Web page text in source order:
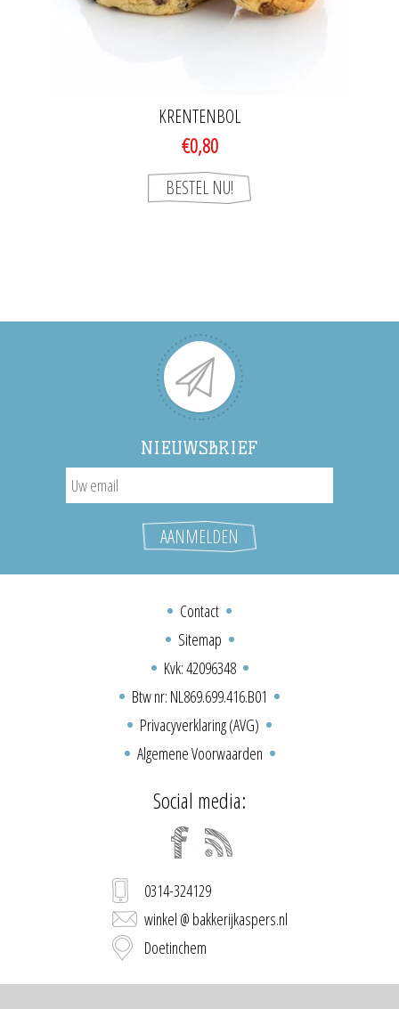
KRENTENBOL
€0,80
NIEUWSBRIEF
Contact
Sitemap
Kvk: 42096348
Btw nr: NL869.699.416.B01
Privacyverklaring (AVG)
Algemene Voorwaarden
Social media:
0314-324129
winkel @ bakkerijkaspers.nl
Doetinchem